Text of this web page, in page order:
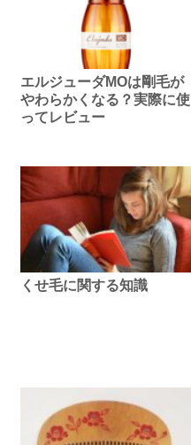
エルジューダMOは剛毛が
やわらかくなる？実際に使
ってレビュー
くせ毛に関する知識